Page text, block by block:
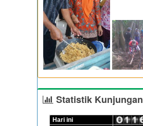
Statistik Kunjungan
Hari ini